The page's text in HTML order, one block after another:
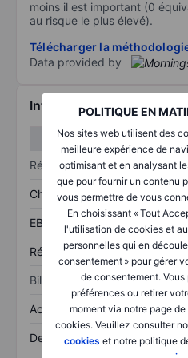
POLITIQUE EN
Nos sites web utilisent des
meilleure expérience de
optimisant et en analysant
que pour fournir un contenu
vous permettre de vous
En choisissant « Tout
l'utilisation de cookies et
personnelles qui en
consentement » pour gérer
de consentement.
préférences ou retirer
moment via notre page
cookies. Veuillez consulter
cookies et notre politique
moins il est important (0
au risque le plus élevé).
Télécharger la
Data provided by
Informations financières
Résultats
Chiffre d’affaires
EBITDA
Résultat net
Bilan
Actifs totaux
Dette totale